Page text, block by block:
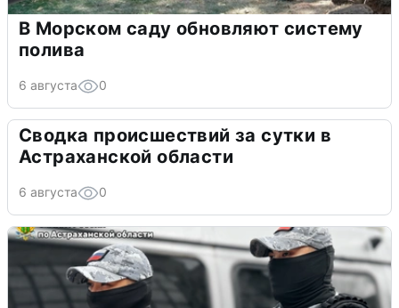
В Морском саду обновляют систему
полива
6 августа 0
Сводка происшествий за сутки в
Астраханской области
6 августа 0